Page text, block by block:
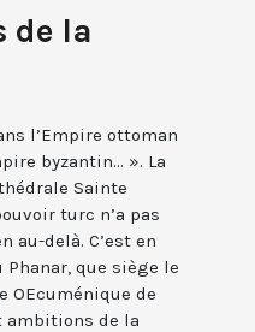
de la
l’Empire ottoman
byzantin... ». La
Sainte
turc n’a pas
au-delà. C’est en
que siège le
OEcuménique de
ambitions de la